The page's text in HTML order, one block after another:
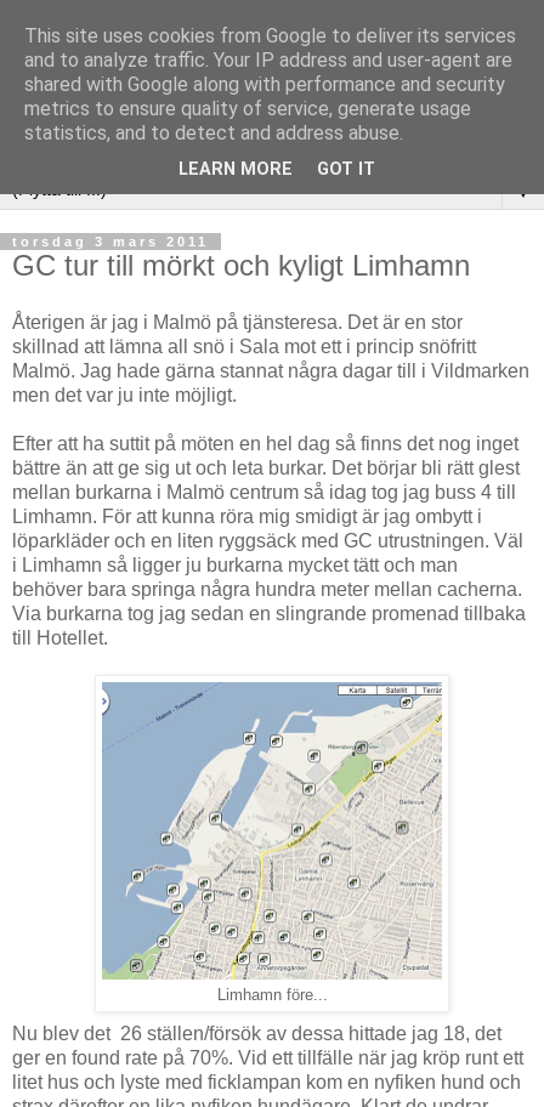
▼
torsdag 3 mars 2011
GC tur till mörkt och kyligt Limhamn
Återigen är jag i Malmö på tjänsteresa. Det är en stor
skillnad att lämna all snö i Sala mot ett i princip snöfritt
Malmö. Jag hade gärna stannat några dagar till i Vildmarken
men det var ju inte möjligt.
Efter att ha suttit på möten en hel dag så finns det nog inget
bättre än att ge sig ut och leta burkar. Det börjar bli rätt glest
mellan burkarna i Malmö centrum så idag tog jag buss 4 till
Limhamn. För att kunna röra mig smidigt är jag ombytt i
löparkläder och en liten ryggsäck med GC utrustningen. Väl
i Limhamn så ligger ju burkarna mycket tätt och man
behöver bara springa några hundra meter mellan cacherna.
Via burkarna tog jag sedan en slingrande promenad tillbaka
till Hotellet.
Limhamn före...
Nu blev det 26 ställen/försök av dessa hittade jag 18, det
ger en found rate på 70%. Vid ett tillfälle när jag kröp runt ett
litet hus och lyste med ficklampan kom en nyfiken hund och
This site uses cookies from Google to deliver its services
and to analyze traffic. Your IP address and user-agent are
shared with Google along with performance and security
metrics to ensure quality of service, generate usage
statistics, and to detect and address abuse.
LEARN MORE GOT IT